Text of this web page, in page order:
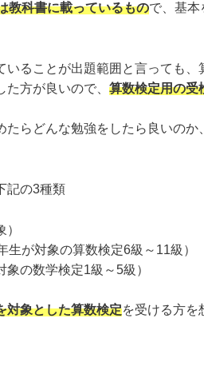
教科書に載っているもので、基本
いることが出題範囲と言っても
方が良いので、 算数検定用の受
たらどんな勉強をしたら良いの
記の3種類
生が対象の算数検定6級～11級）
象の数学検定1級～5級）
対象とした算数検定を受ける方を